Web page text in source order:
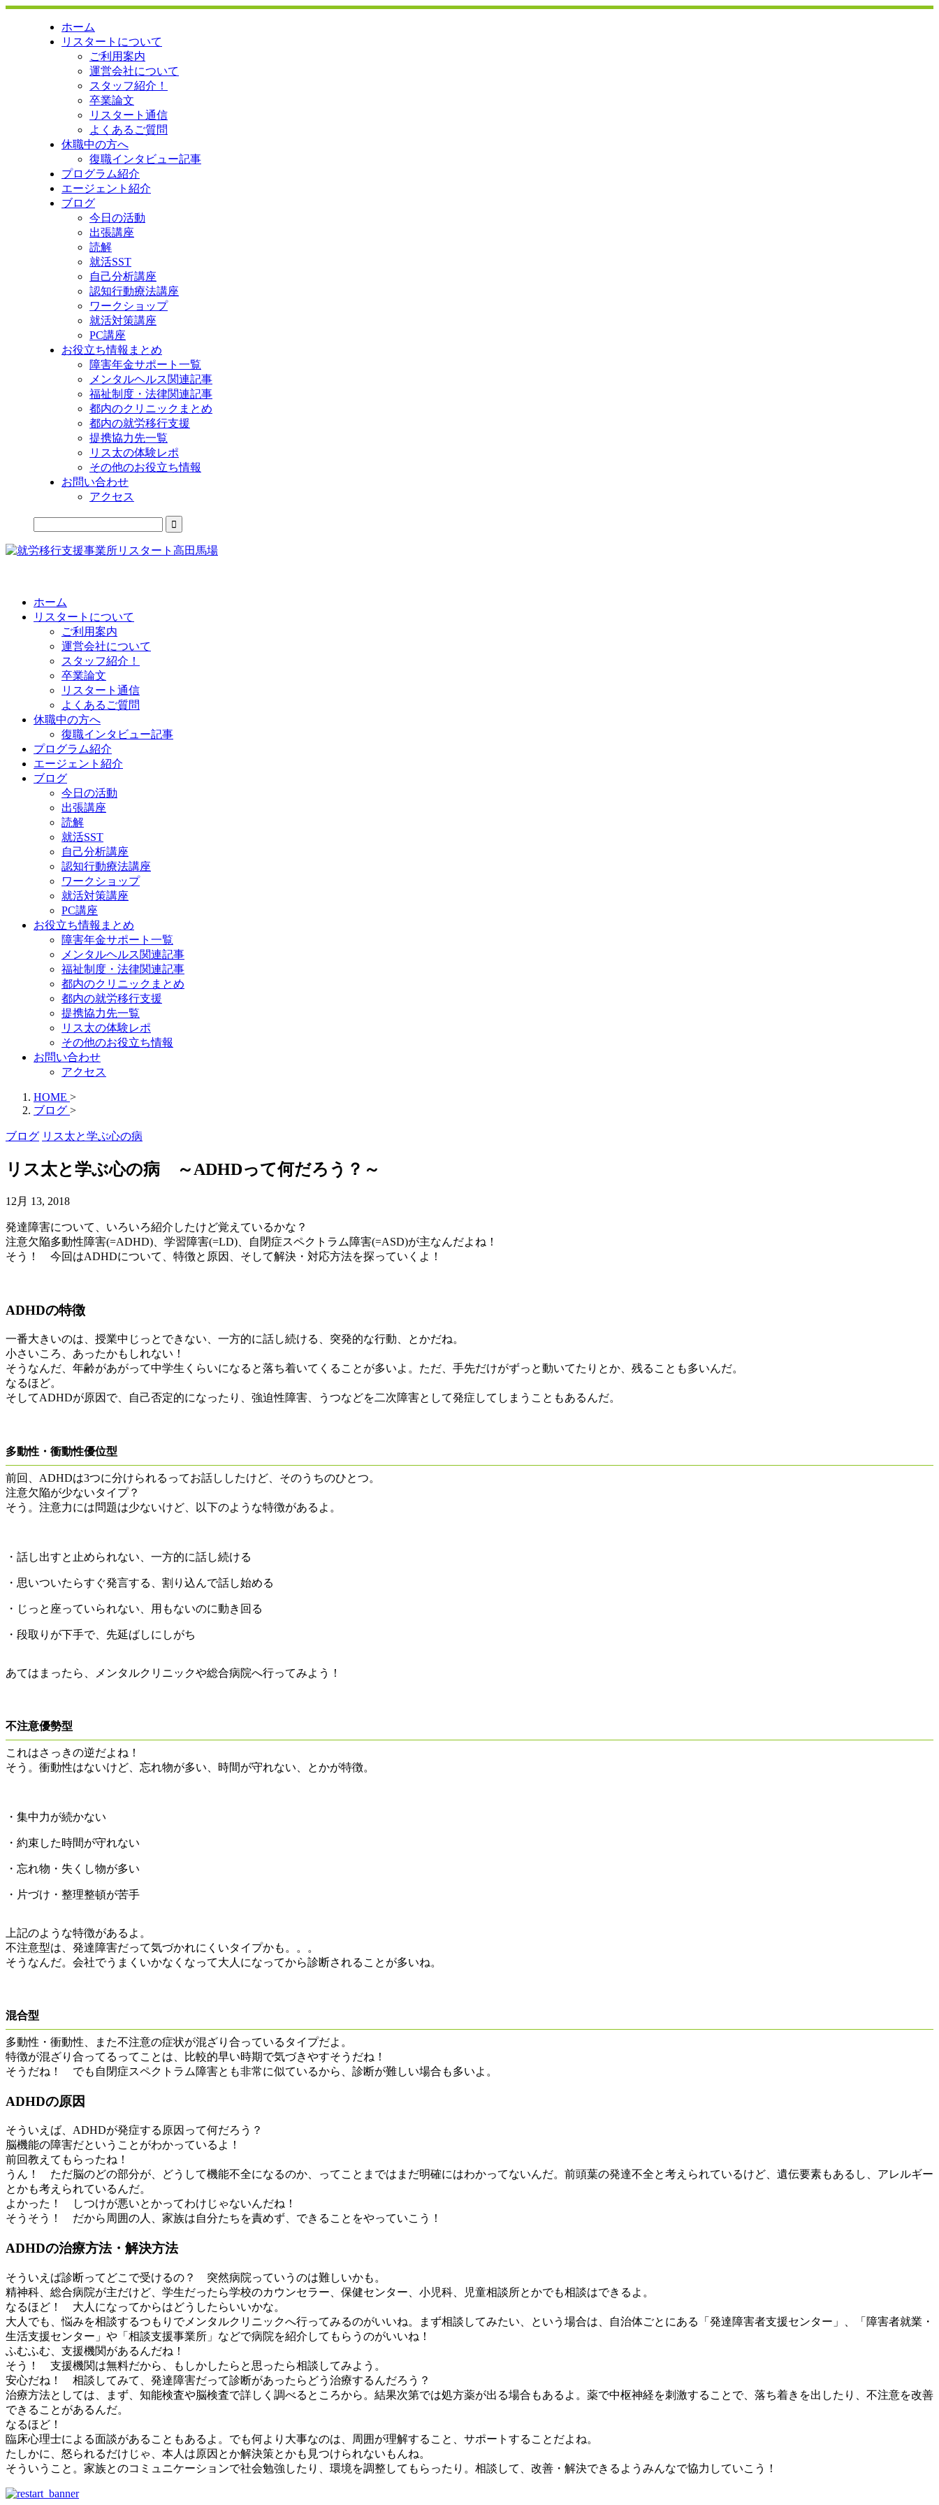
ホーム
リスタートについて
ご利用案内
運営会社について
スタッフ紹介！
卒業論文
リスタート通信
よくあるご質問
休職中の方へ
復職インタビュー記事
プログラム紹介
エージェント紹介
ブログ
今日の活動
出張講座
読解
就活SST
自己分析講座
認知行動療法講座
ワークショップ
就活対策講座
PC講座
お役立ち情報まとめ
障害年金サポート一覧
メンタルヘルス関連記事
福祉制度・法律関連記事
都内のクリニックまとめ
都内の就労移行支援
提携協力先一覧
リス太の体験レポ
その他のお役立ち情報
お問い合わせ
アクセス
ホーム
リスタートについて
ご利用案内
運営会社について
スタッフ紹介！
卒業論文
リスタート通信
よくあるご質問
休職中の方へ
復職インタビュー記事
プログラム紹介
エージェント紹介
ブログ
今日の活動
出張講座
読解
就活SST
自己分析講座
認知行動療法講座
ワークショップ
就活対策講座
PC講座
お役立ち情報まとめ
障害年金サポート一覧
メンタルヘルス関連記事
福祉制度・法律関連記事
都内のクリニックまとめ
都内の就労移行支援
提携協力先一覧
リス太の体験レポ
その他のお役立ち情報
お問い合わせ
アクセス
HOME >
ブログ >
ブログ リス太と学ぶ心の病
リス太と学ぶ心の病 ～ADHDって何だろう？～
12月 13, 2018
発達障害について、いろいろ紹介したけど覚えているかな？
注意欠陥多動性障害(=ADHD)、学習障害(=LD)、自閉症スペクトラム障害(=ASD)が主なんだよね！
そう！ 今回はADHDについて、特徴と原因、そして解決・対応方法を探っていくよ！
ADHDの特徴
一番大きいのは、授業中じっとできない、一方的に話し続ける、突発的な行動、とかだね。
小さいころ、あったかもしれない！
そうなんだ、年齢があがって中学生くらいになると落ち着いてくることが多いよ。ただ、手先だけがずっと動いてたりとか、残ることも多いんだ。
なるほど。
そしてADHDが原因で、自己否定的になったり、強迫性障害、うつなどを二次障害として発症してしまうこともあるんだ。
多動性・衝動性優位型
前回、ADHDは3つに分けられるってお話ししたけど、そのうちのひとつ。
注意欠陥が少ないタイプ？
そう。注意力には問題は少ないけど、以下のような特徴があるよ。
・話し出すと止められない、一方的に話し続ける
・思いついたらすぐ発言する、割り込んで話し始める
・じっと座っていられない、用もないのに動き回る
・段取りが下手で、先延ばしにしがち
あてはまったら、メンタルクリニックや総合病院へ行ってみよう！
不注意優勢型
これはさっきの逆だよね！
そう。衝動性はないけど、忘れ物が多い、時間が守れない、とかが特徴。
・集中力が続かない
・約束した時間が守れない
・忘れ物・失くし物が多い
・片づけ・整理整頓が苦手
上記のような特徴があるよ。
不注意型は、発達障害だって気づかれにくいタイプかも。。。
そうなんだ。会社でうまくいかなくなって大人になってから診断されることが多いね。
混合型
多動性・衝動性、また不注意の症状が混ざり合っているタイプだよ。
特徴が混ざり合ってるってことは、比較的早い時期で気づきやすそうだね！
そうだね！ でも自閉症スペクトラム障害とも非常に似ているから、診断が難しい場合も多いよ。
ADHDの原因
そういえば、ADHDが発症する原因って何だろう？
脳機能の障害だということがわかっているよ！
前回教えてもらったね！
うん！ ただ脳のどの部分が、どうして機能不全になるのか、ってことまではまだ明確にはわかってないんだ。前頭葉の発達不全と考えられているけど、遺伝要素もあるし、アレルギー
とかも考えられているんだ。
よかった！ しつけが悪いとかってわけじゃないんだね！
そうそう！ だから周囲の人、家族は自分たちを責めず、できることをやっていこう！
ADHDの治療方法・解決方法
そういえば診断ってどこで受けるの？ 突然病院っていうのは難しいかも。
精神科、総合病院が主だけど、学生だったら学校のカウンセラー、保健センター、小児科、児童相談所とかでも相談はできるよ。
なるほど！ 大人になってからはどうしたらいいかな。
大人でも、悩みを相談するつもりでメンタルクリニックへ行ってみるのがいいね。まず相談してみたい、という場合は、自治体ごとにある「発達障害者支援センター」、「障害者就業・
生活支援センター」や「相談支援事業所」などで病院を紹介してもらうのがいいね！
ふむふむ、支援機関があるんだね！
そう！ 支援機関は無料だから、もしかしたらと思ったら相談してみよう。
安心だね！ 相談してみて、発達障害だって診断があったらどう治療するんだろう？
治療方法としては、まず、知能検査や脳検査で詳しく調べるところから。結果次第では処方薬が出る場合もあるよ。薬で中枢神経を刺激することで、落ち着きを出したり、不注意を改善
できることがあるんだ。
なるほど！
臨床心理士による面談があることもあるよ。でも何より大事なのは、周囲が理解すること、サポートすることだよね。
たしかに、怒られるだけじゃ、本人は原因とか解決策とかも見つけられないもんね。
そういうこと。家族とのコミュニケーションで社会勉強したり、環境を調整してもらったり。相談して、改善・解決できるようみんなで協力していこう！